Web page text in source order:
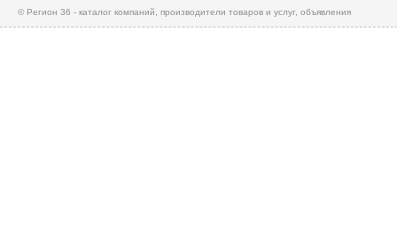
© Регион 36 - каталог компаний, производители товаров и услуг, объявления